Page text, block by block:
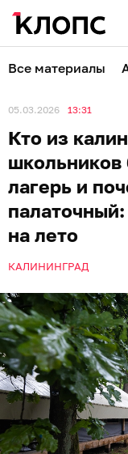
Все материалы
05.03.2026 13:31
Кто из
школьников
лагерь и
на лето
КАЛИНИНГРАД